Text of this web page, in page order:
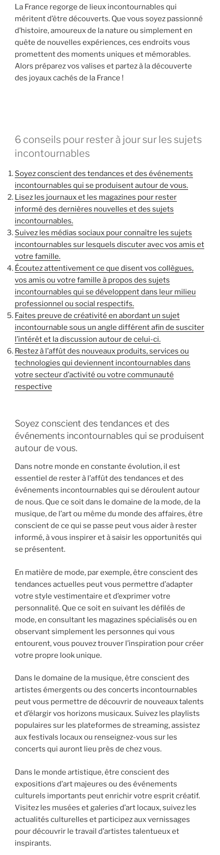
La France regorge de lieux incontournables qui
méritent d’être découverts. Que vous soyez passionné
d’histoire, amoureux de la nature ou simplement en
quête de nouvelles expériences, ces endroits vous
promettent des moments uniques et mémorables.
Alors préparez vos valises et partez à la découverte
des joyaux cachés de la France !
6 conseils pour rester à jour sur les sujets
incontournables
Soyez conscient des tendances et des événements
incontournables qui se produisent autour de vous.
Lisez les journaux et les magazines pour rester
informé des dernières nouvelles et des sujets
incontournables.
Suivez les médias sociaux pour connaître les sujets
incontournables sur lesquels discuter avec vos amis et
votre famille.
Écoutez attentivement ce que disent vos collègues,
vos amis ou votre famille à propos des sujets
incontournables qui se développent dans leur milieu
professionnel ou social respectifs.
Faites preuve de créativité en abordant un sujet
incontournable sous un angle différent afin de susciter
l’intérêt et la discussion autour de celui-ci.
Restez à l’affût des nouveaux produits, services ou
technologies qui deviennent incontournables dans
votre secteur d’activité ou votre communauté
respective
Soyez conscient des tendances et des
événements incontournables qui se produisent
autour de vous.
Dans notre monde en constante évolution, il est
essentiel de rester à l’affût des tendances et des
événements incontournables qui se déroulent autour
de nous. Que ce soit dans le domaine de la mode, de la
musique, de l’art ou même du monde des affaires, être
conscient de ce qui se passe peut vous aider à rester
informé, à vous inspirer et à saisir les opportunités qui
se présentent.
En matière de mode, par exemple, être conscient des
tendances actuelles peut vous permettre d’adapter
votre style vestimentaire et d’exprimer votre
personnalité. Que ce soit en suivant les défilés de
mode, en consultant les magazines spécialisés ou en
observant simplement les personnes qui vous
entourent, vous pouvez trouver l’inspiration pour créer
votre propre look unique.
Dans le domaine de la musique, être conscient des
artistes émergents ou des concerts incontournables
peut vous permettre de découvrir de nouveaux talents
et d’élargir vos horizons musicaux. Suivez les playlists
populaires sur les plateformes de streaming, assistez
aux festivals locaux ou renseignez-vous sur les
concerts qui auront lieu près de chez vous.
Dans le monde artistique, être conscient des
expositions d’art majeures ou des événements
culturels importants peut enrichir votre esprit créatif.
Visitez les musées et galeries d’art locaux, suivez les
actualités culturelles et participez aux vernissages
pour découvrir le travail d’artistes talentueux et
inspirants.